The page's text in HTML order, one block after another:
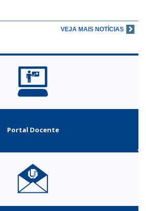
VEJA MAIS NOTÍCIAS
Portal Docente